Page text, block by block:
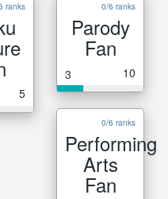
ranks
5
0/6 ranks
Parody
Fan
3 10
0/6 ranks
Performing
Arts
Fan